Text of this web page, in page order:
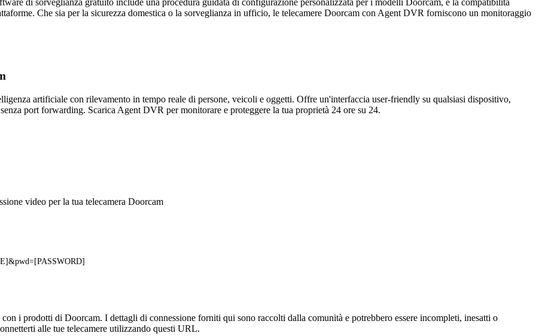
di sorveglianza gratuito include una procedura guidata di configurazione personalizzata per i modelli Doorcam, e la compatibilità
Che sia per la sicurezza domestica o la sorveglianza in ufficio, le telecamere Doorcam con Agent DVR forniscono un monitoraggio
artificiale con rilevamento in tempo reale di persone, veicoli e oggetti. Offre un'interfaccia user-friendly su qualsiasi dispositivo,
port forwarding. Scarica Agent DVR per monitorare e proteggere la tua proprietà 24 ore su 24.
video per la tua telecamera Doorcam
i prodotti di Doorcam. I dettagli di connessione forniti qui sono raccolti dalla comunità e potrebbero essere incompleti, inesatti o
alle tue telecamere utilizzando questi URL.